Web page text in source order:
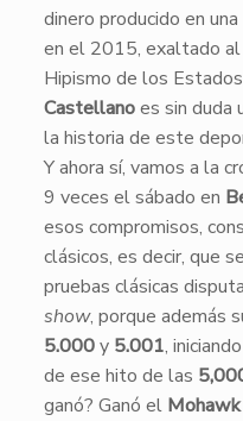
dinero producido en
en el 2015, exaltado al
Hipismo de los
Castellanoes sin duda
la historia de este
Y ahora sí, vamos a la
9 veces el sábado en
esos compromisos,
clásicos, es decir, que
pruebas clásicas
show, porque además
5.000y 5.001,
de ese hito de las
ganó? Ganó el Mohawk